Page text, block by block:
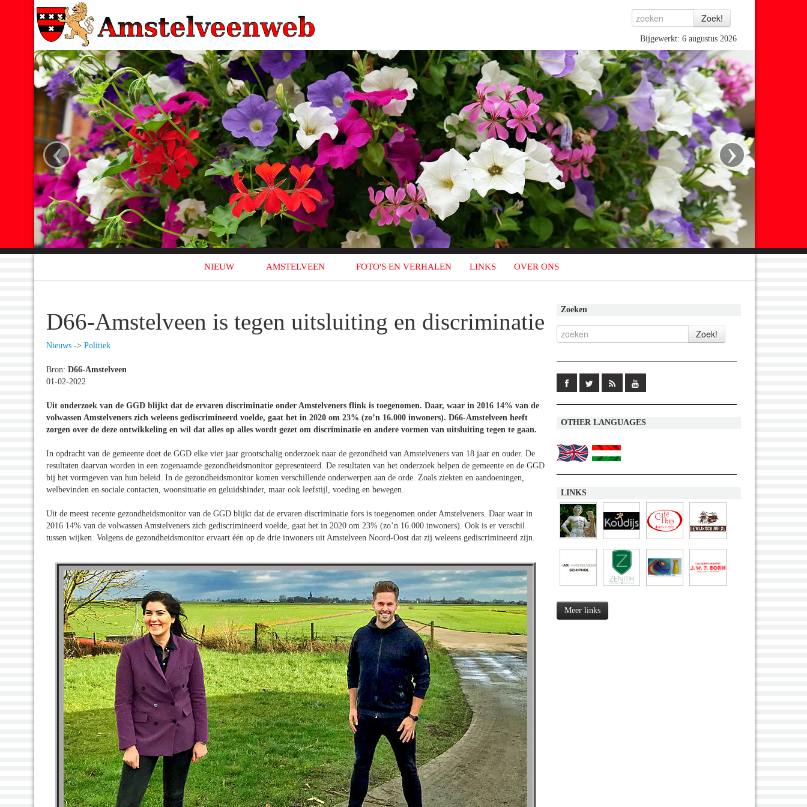
Bijgewerkt: 6 augustus 2026
‹ ›
NIEUW AMSTELVEEN FOTO'S EN VERHALEN LINKS OVER ONS
D66-Amstelveen is tegen uitsluiting en discriminatie
Nieuws -> Politiek
Bron: D66-Amstelveen
01-02-2022
Uit onderzoek van de GGD blijkt dat de ervaren discriminatie onder Amstelveners flink is toegenomen. Daar, waar in 2016 14% van de
volwassen Amstelveners zich weleens gediscrimineerd voelde, gaat het in 2020 om 23% (zo’n 16.000 inwoners). D66-Amstelveen heeft
zorgen over de deze ontwikkeling en wil dat alles op alles wordt gezet om discriminatie en andere vormen van uitsluiting tegen te gaan.
In opdracht van de gemeente doet de GGD elke vier jaar grootschalig onderzoek naar de gezondheid van Amstelveners van 18 jaar en ouder. De
resultaten daarvan worden in een zogenaamde gezondheidsmonitor gepresenteerd. De resultaten van het onderzoek helpen de gemeente en de GGD
bij het vormgeven van hun beleid. In de gezondheidsmonitor komen verschillende onderwerpen aan de orde. Zoals ziekten en aandoeningen,
welbevinden en sociale contacten, woonsituatie en geluidshinder, maar ook leefstijl, voeding en bewegen.
Uit de meest recente gezondheidsmonitor van de GGD blijkt dat de ervaren discriminatie fors is toegenomen onder Amstelveners. Daar waar in
2016 14% van de volwassen Amstelveners zich gediscrimineerd voelde, gaat het in 2020 om 23% (zo’n 16.000 inwoners). Ook is er verschil
tussen wijken. Volgens de gezondheidsmonitor ervaart één op de drie inwoners uit Amstelveen Noord-Oost dat zij weleens gediscrimineerd zijn.
Zoeken
OTHER LANGUAGES
LINKS
Meer links